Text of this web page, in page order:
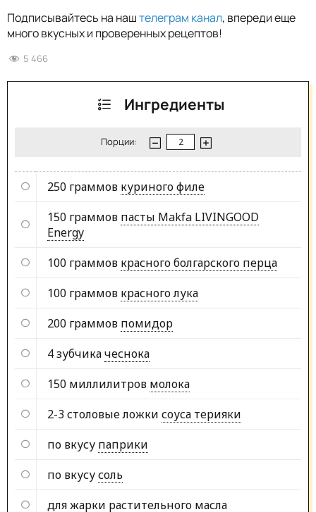
Подписывайтесь на наштелеграм канал, впереди еще
много вкусных и проверенных рецептов!
5 466
Ингредиенты
Порции:
250 граммов куриного филе
150 граммов пасты Makfa LIVINGOOD
Energy
100 граммов красного болгарского перца
100 граммов красного лука
200 граммов помидор
4 зубчикачеснока
150 миллилитров молока
2-3 столовые ложки соуса терияки
по вкусу паприки
по вкусусоль
для жарки растительного масла